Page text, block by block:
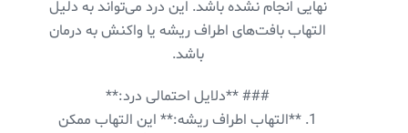
نهایی انجام نشده باشد. این درد می‌تواند به دلیل
التهاب بافت‌های اطراف ریشه یا واکنش به درمان
باشد.
### **دلایل احتمالی درد:**
1. **التهاب اطراف ریشه:** این التهاب ممکن